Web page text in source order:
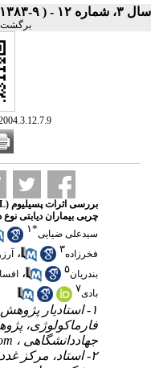
سال ۳، شماره ۱۲ - ( ۹-۱۳۸۳ )
برگشت
بررسی اثرات پسیلیوم (
چربی بیماران دیابتی نوع
سیدعلی ضیایی*۱
فخرزاده۳ ،
بندریان۵ ،
بادی۷
۱- استادیار
فارماکولوژی،
جهاددانشگاهی ،
۲- استاد، مرکز